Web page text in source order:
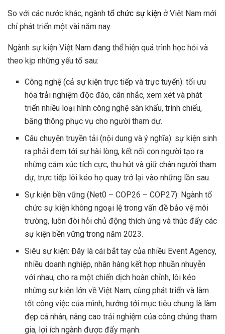
So với các nước khác, ngành tổ chức sự kiện ở Việt Nam mới
chỉ phát triển một vài năm nay.
Ngành sự kiện Việt Nam đang thể hiện quá trình học hỏi và
theo kịp những yếu tố sau:
Công nghệ (cả sự kiện trực tiếp và trực tuyến): tối ưu
hóa trải nghiệm độc đáo, cân nhắc, xem xét và phát
triển nhiều loại hình công nghệ sân khấu, trình chiếu,
băng thông phục vụ cho người tham dự.
Câu chuyện truyền tải (nội dung và ý nghĩa): sự kiện sinh
ra phải đem tới sự hài lòng, kết nối con người tạo ra
những cảm xúc tích cực, thu hút và giữ chân người tham
dự, trực tiếp lôi kéo họ quay trở lại vào những lần sau.
Sự kiện bền vững (Net0 – COP26 – COP27): Ngành tổ
chức sự kiện không ngoại lệ trong vấn đề bảo vệ môi
trường, luôn đòi hỏi chủ động thích ứng và thúc đẩy các
sự kiện bền vững trong năm 2023.
Siêu sự kiện: Đây là cái bắt tay của nhiều Event Agency,
nhiều doanh nghiệp, nhãn hàng kết hợp nhuần nhuyễn
với nhau, cho ra một chiến dịch hoàn chỉnh, lôi kéo
những sự kiện lớn về Việt Nam, cùng phát triển và làm
tốt công việc của mình, hướng tới mục tiêu chung là làm
đẹp cá nhân, nâng cao trải nghiệm của công chúng tham
gia, lợi ích ngành được đẩy mạnh.